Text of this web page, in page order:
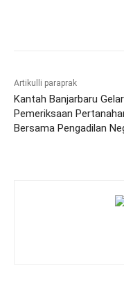
Artikulli paraprak
Kantah Banjarbaru Gelar
Pemeriksaan
Bersama Pengadilan